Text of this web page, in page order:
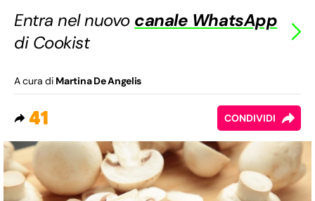
Entra nel nuovo canale WhatsApp
di Cookist
A cura di Martina De Angelis
41 CONDIVIDI